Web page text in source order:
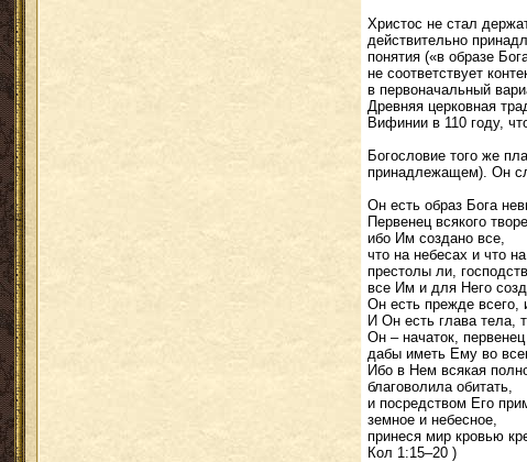
Христос не стал
действительно
понятия («в образе
не соответствует
в первоначальный
Древняя церковная
Вифинии в 110 году,
Богословие того же
принадлежащем). Он
Он есть образ Бога
Первенец всякого
ибо Им создано все,
что на небесах и что
престолы ли,
все Им и для Него
Он есть прежде всего,
И Он есть глава тела,
Он – начаток, первенец
дабы иметь Ему во
Ибо в Нем всякая
благоволила обитать,
и посредством Его
земное и небесное,
принеся мир кровью
Кол 1:15–20 )